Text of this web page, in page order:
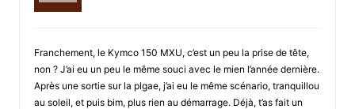
Franchement, le Kymco 150 MXU, c’est un peu la prise de tête,
non ? J’ai eu un peu le même souci avec le mien l’année dernière.
Après une sortie sur la plgae, j’ai eu le même scénario, tranquillou
au soleil, et puis bim, plus rien au démarrage. Déjà, t’as fait un